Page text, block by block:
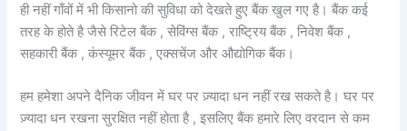
ही नहीं गाँवों में भी किसानो की सुविधा को देखते हुए बैंक खुल गए है। बैंक कई
तरह के होते है जैसे रिटेल बैंक , सेविंग्स बैंक , राष्ट्रिय बैंक , निवेश बैंक ,
सहकारी बैंक , कंस्यूमर बैंक , एक्सचेंज और औद्योगिक बैंक।
हम हमेशा अपने दैनिक जीवन में घर पर ज़्यादा धन नहीं रख सकते है। घर पर
ज़्यादा धन रखना सुरक्षित नहीं होता है , इसलिए बैंक हमारे लिए वरदान से कम